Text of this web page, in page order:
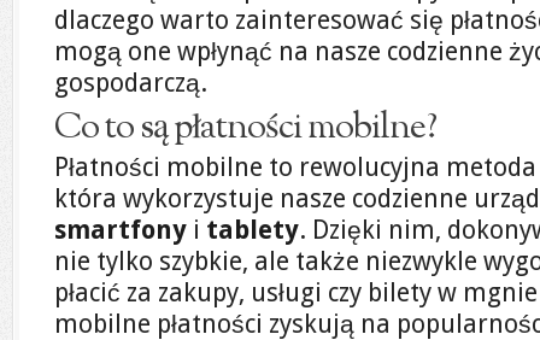
dlaczego warto zainteresować się
mogą one wpłynąć na nasze codzienne
gospodarczą.
Co to są płatności mobilne?
Płatności mobilne to rewolucyjna
która wykorzystuje nasze codzienne
smartfony i tablety. Dzięki nim,
nie tylko szybkie, ale także niezwykle
płacić za zakupy, usługi czy bilety w
mobilne płatności zyskują na